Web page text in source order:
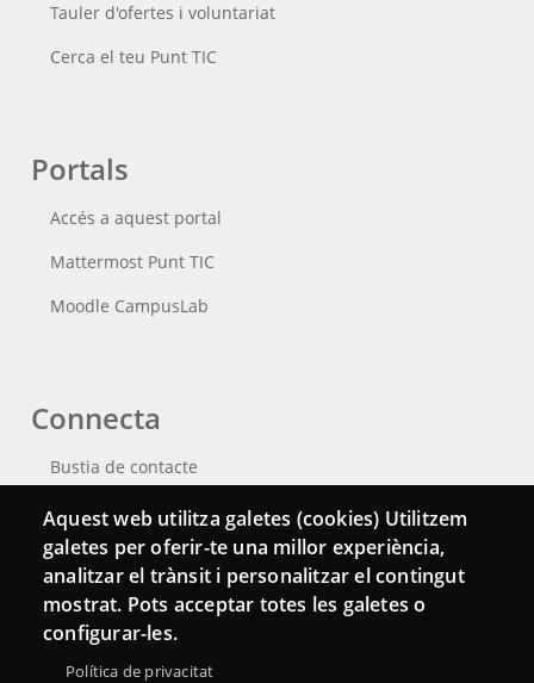
Tauler d'ofertes i voluntariat
Cerca el teu Punt TIC
Portals
Accés a aquest portal
Mattermost Punt TIC
Moodle CampusLab
Connecta
Bustia de contacte
Butlletins
Aquest web utilitza galetes (cookies) Utilitzem
galetes per oferir-te una millor experiència,
analitzar el trànsit i personalitzar el contingut
mostrat. Pots acceptar totes les galetes o
configurar-les.
Política de privacitat